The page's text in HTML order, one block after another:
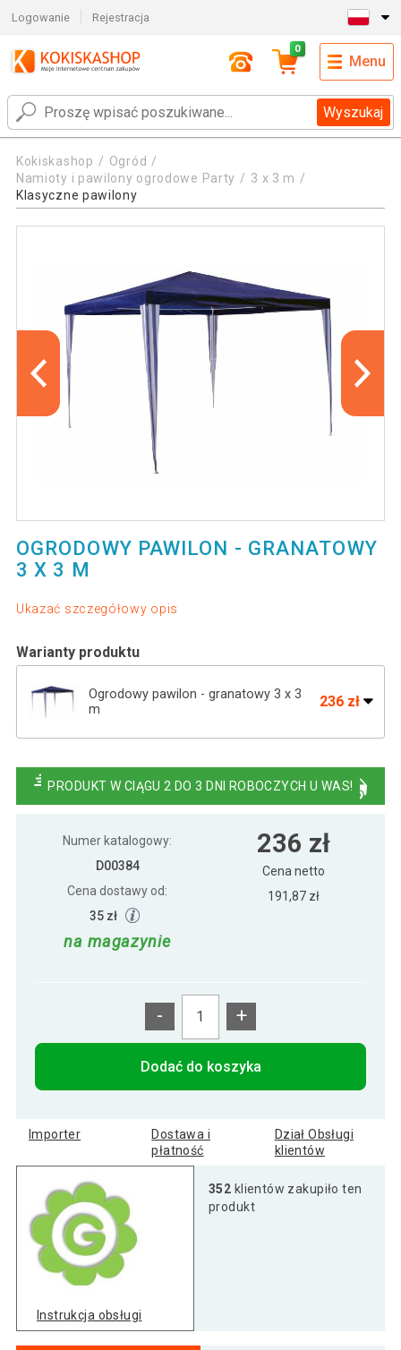
Logowanie Rejestracja
Wyszukaj
0
Menu
Kokiskashop
Ogród
Namioty i pawilony ogrodowe Party
3 x 3 m
Klasyczne pawilony
OGRODOWY PAWILON - GRANATOWY
3 X 3 M
Ukazać szczegółowy opis
Warianty produktu
Ogrodowy pawilon - granatowy 3 x 3
m
236 zł
Namiot ogrodowy - zielony 3 x 3 m
Pawilon ogrodowy 3 x 3 m biały bez ścian
PRODUKT W CIĄGU 2 DO 3 DNI ROBOCZYCH U WAS!
Numer katalogowy:
D00384
Cena dostawy od:
35 zł
na magazynie
236 zł
Cena netto
191,87 zł
- +
Dodać do koszyka
Importer
Dostawa i
płatność
Dział Obsługi
klientów
Instrukcja obsługi
352 klientów zakupiło ten
produkt